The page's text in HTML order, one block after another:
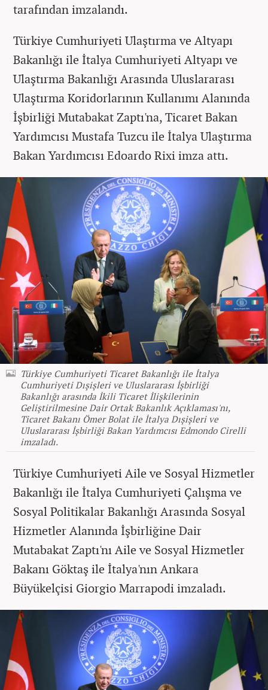
tarafından imzalandı.
Türkiye Cumhuriyeti Ulaştırma ve Altyapı
Bakanlığı ile İtalya Cumhuriyeti Altyapı ve
Ulaştırma Bakanlığı Arasında Uluslararası
Ulaştırma Koridorlarının Kullanımı Alanında
İşbirliği Mutabakat Zaptı'na, Ticaret Bakan
Yardımcısı Mustafa Tuzcu ile İtalya Ulaştırma
Bakan Yardımcısı Edoardo Rixi imza attı.
Türkiye Cumhuriyeti Ticaret Bakanlığı ile İtalya
Cumhuriyeti Dışişleri ve Uluslararası İşbirliği
Bakanlığı arasında İkili Ticaret İlişkilerinin
Geliştirilmesine Dair Ortak Bakanlık Açıklaması'nı,
Ticaret Bakanı Ömer Bolat ile İtalya Dışişleri ve
Uluslararası İşbirliği Bakan Yardımcısı Edmondo Cirelli
imzaladı.
Türkiye Cumhuriyeti Aile ve Sosyal Hizmetler
Bakanlığı ile İtalya Cumhuriyeti Çalışma ve
Sosyal Politikalar Bakanlığı Arasında Sosyal
Hizmetler Alanında İşbirliğine Dair
Mutabakat Zaptı'nı Aile ve Sosyal Hizmetler
Bakanı Göktaş ile İtalya'nın Ankara
Büyükelçisi Giorgio Marrapodi imzaladı.